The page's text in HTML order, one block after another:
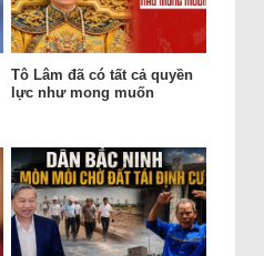
Tô Lâm đã có tất cả quyền
lực như mong muốn